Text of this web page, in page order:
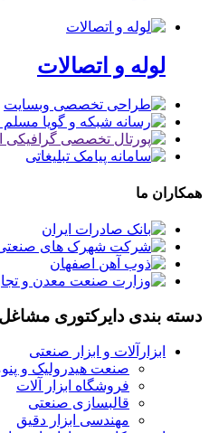
لوله و اتصالات
همکاران ما
دسته بندی دایرکتوری مشاغل
ابزارآلات و ابزار صنعتی
صنعت هیدرولیک و
فروشگاه ابزار آلات
قالبسازی صنعتی
مهندسی ابزار دقیق